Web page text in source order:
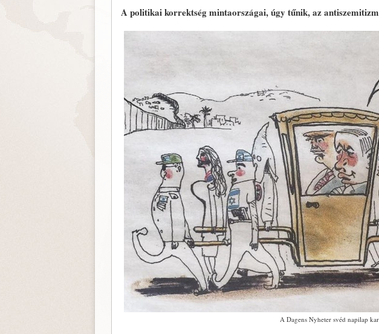
A politikai korrektség mintaországai, úgy tűnik, az
A Dagens Nyheter svéd napilap